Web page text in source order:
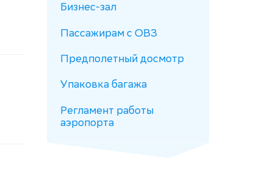
Бизнес-зал
Пассажирам с ОВЗ
Предполетный досмотр
Упаковка багажа
Регламент работы
аэропорта